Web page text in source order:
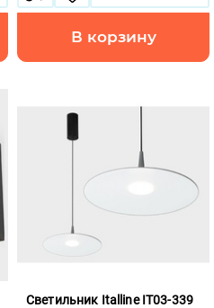
В корзину
Светильник Italline IT03-339